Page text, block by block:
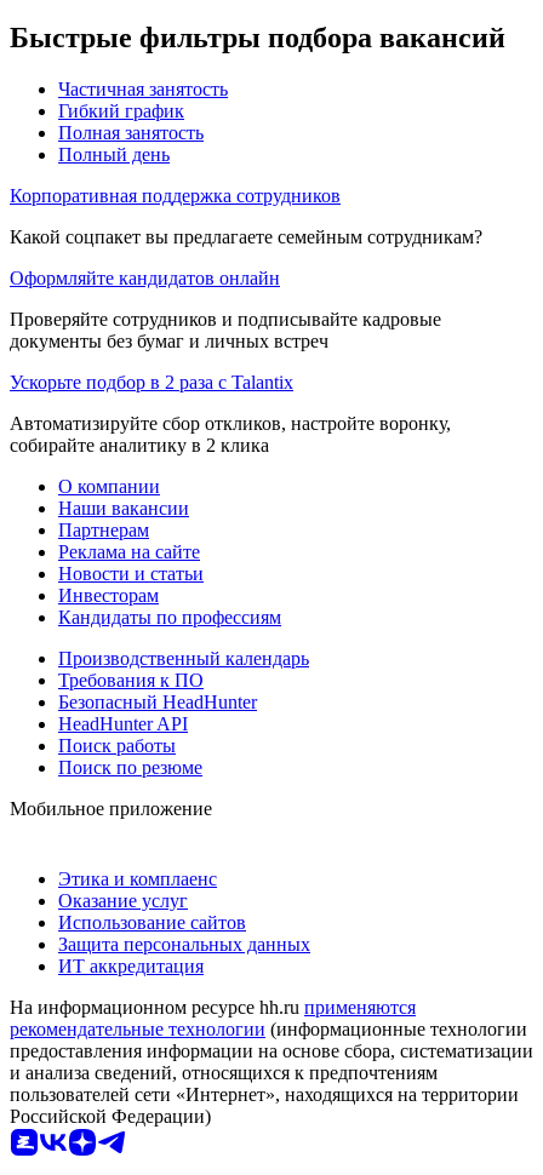
Быстрые фильтры подбора вакансий
Частичная занятость
Гибкий график
Полная занятость
Полный день
Корпоративная поддержка сотрудников
Какой соцпакет вы предлагаете семейным сотрудникам?
Оформляйте кандидатов онлайн
Проверяйте сотрудников и подписывайте кадровые
документы без бумаг и личных встреч
Ускорьте подбор в 2 раза с Talantix
Автоматизируйте сбор откликов, настройте воронку,
собирайте аналитику в 2 клика
О компании
Наши вакансии
Партнерам
Реклама на сайте
Новости и статьи
Инвесторам
Кандидаты по профессиям
Производственный календарь
Требования к ПО
Безопасный HeadHunter
HeadHunter API
Поиск работы
Поиск по резюме
Мобильное приложение
Этика и комплаенс
Оказание услуг
Использование сайтов
Защита персональных данных
ИТ аккредитация
На информационном ресурсе hh.ru применяются
рекомендательные технологии (информационные технологии
предоставления информации на основе сбора, систематизации
и анализа сведений, относящихся к предпочтениям
пользователей сети «Интернет», находящихся на территории
Российской Федерации)